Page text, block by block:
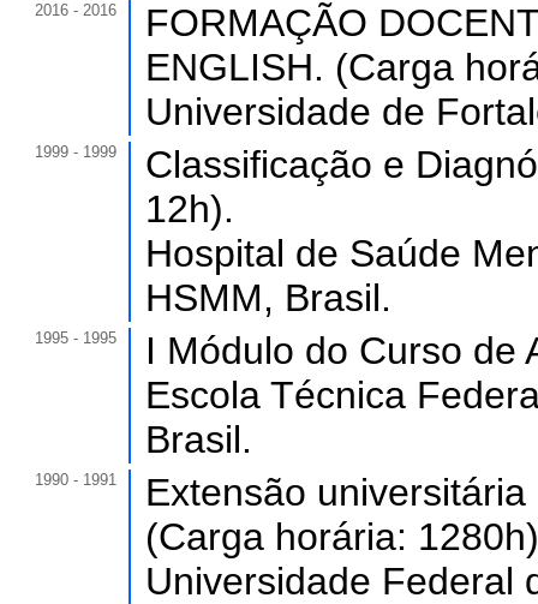
2016 - 2016
FORMAÇÃO
ENGLISH. (Carga
Universidade de
1999 - 1999
Classificação e
12h).
Hospital de Saúde
HSMM, Brasil.
1995 - 1995
I Módulo do Curso de
Escola Técnica
Brasil.
1990 - 1991
Extensão
(Carga horária:
Universidade Federal